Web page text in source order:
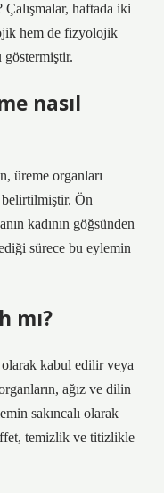
Çalışmalar, haftada iki
hem de fizyolojik
nasıl
üreme organları
Ön
kadının göğsünden
sürece bu eylemin
mı?
kabul edilir veya
ağız ve dilin
sakıncalı olarak
iffet, temizlik ve titizlikle